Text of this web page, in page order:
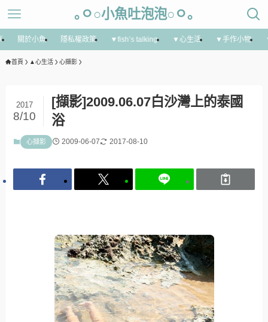
｡ㅇ○小魚吐泡泡○ㅇ｡
關於小魚 隱私權政策 ▼fish’s talking ▼心生活 ▼手作小物
首頁 ▲心生活 心擷影
[擷影]2009.06.07白沙灣上的泰國
浴
2017
8/10
心擷影 2009-06-07 2017-08-10